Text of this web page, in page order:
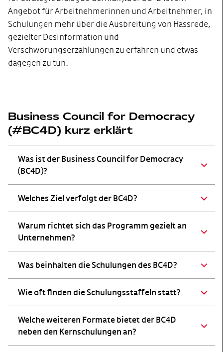
Angebot für Arbeitnehmerinnen und Arbeitnehmer, in
Schulungen mehr über die Ausbreitung von Hassrede,
gezielter Desinformation und
Verschwörungserzählungen zu erfahren und etwas
dagegen zu tun.
Business Council for Democracy
(#BC4D) kurz erklärt
Was ist der Business Council for Democracy
(BC4D)?
Welches Ziel verfolgt der BC4D?
Warum richtet sich das Programm gezielt an
Unternehmen?
Was beinhalten die Schulungen des BC4D?
Wie oft finden die Schulungsstaffeln statt?
Welche weiteren Formate bietet der BC4D
neben den Kernschulungen an?